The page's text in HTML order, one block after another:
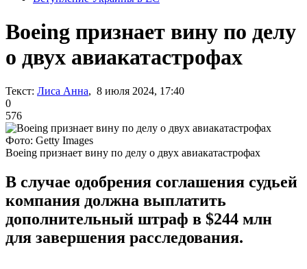
Boeing признает вину по делу
о двух авиакатастрофах
Текст: Лиса Анна, 8 июля 2024, 17:40
0
576
Фото: Getty Images
Boeing признает вину по делу о двух авиакатастрофах
В случае одобрения соглашения судьей
компания должна выплатить
дополнительный штраф в $244 млн
для завершения расследования.